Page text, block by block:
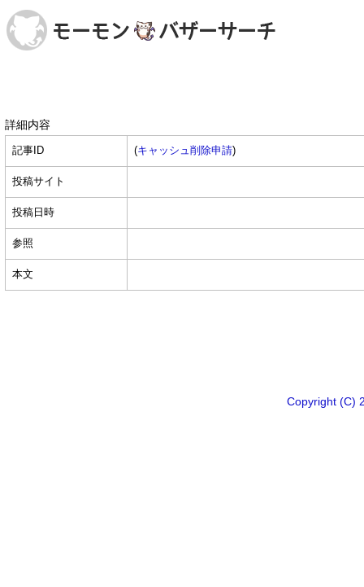
詳細内容
記事ID (キャッシュ削除申請)
投稿サイト
投稿日時
参照
本文
Copyright (C)